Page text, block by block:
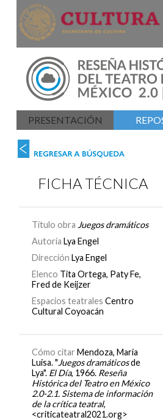
PRESENTACIÓN
FICHA TÉCNICA
Título obra Juegos dramáticos
Autoría Lya Engel
Dirección Lya Engel
Elenco Tita Ortega, Paty Fe,
Fred de Keijzer
Espacios teatrales Centro
Cultural Coyoacán
Cómo citar Mendoza, María
Luisa. "Juegos dramáticosde
Lya". El Día, 1966. Reseña
Histórica del Teatro en México
2.0-2.1. Sistema de información
de la crítica teatral,
<criticateatral2021.org>